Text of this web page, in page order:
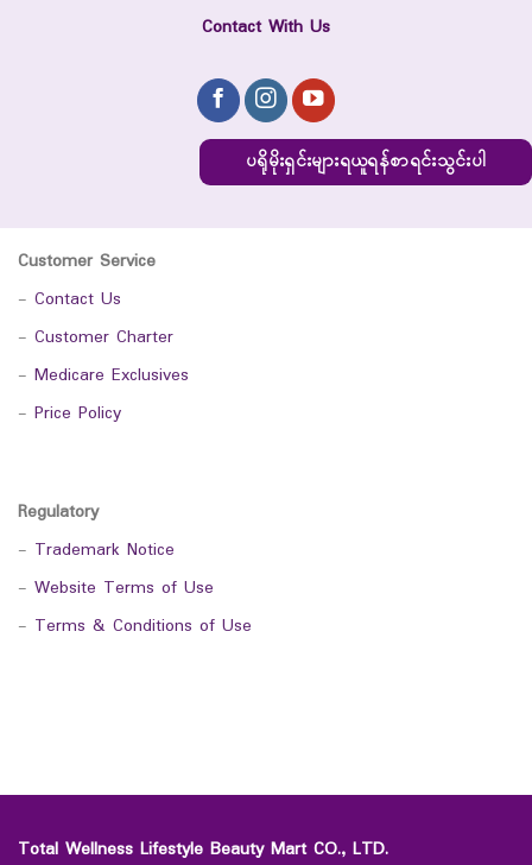
Contact With Us
ပရိုမိုးရှင်းများရယူရန်စာရင်းသွင်းပါ
Customer Service
- Contact Us
- Customer Charter
- Medicare Exclusives
- Price Policy
Regulatory
- Trademark Notice
- Website Terms of Use
- Terms & Conditions of Use
Total Wellness Lifestyle Beauty Mart CO., LTD.